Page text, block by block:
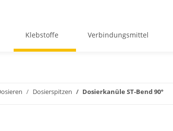
Klebstoffe Verbindungsmittel
Dosierspitzen Dosierkanüle ST-Bend 90°